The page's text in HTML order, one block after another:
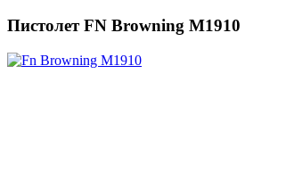
Пистолет FN Browning M1910